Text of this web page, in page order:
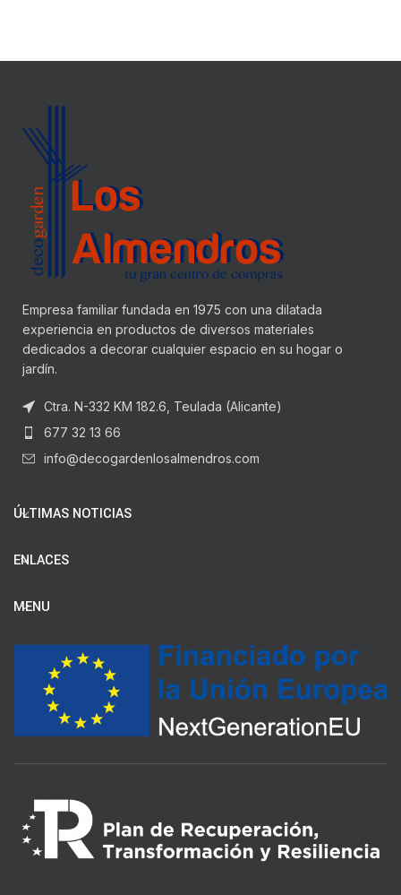
Empresa familiar fundada en 1975 con una dilatada
experiencia en productos de diversos materiales
dedicados a decorar cualquier espacio en su hogar o
jardín.
Ctra. N-332 KM 182.6, Teulada (Alicante)
677 32 13 66
info@decogardenlosalmendros.com
ÚLTIMAS NOTICIAS
ENLACES
MENU